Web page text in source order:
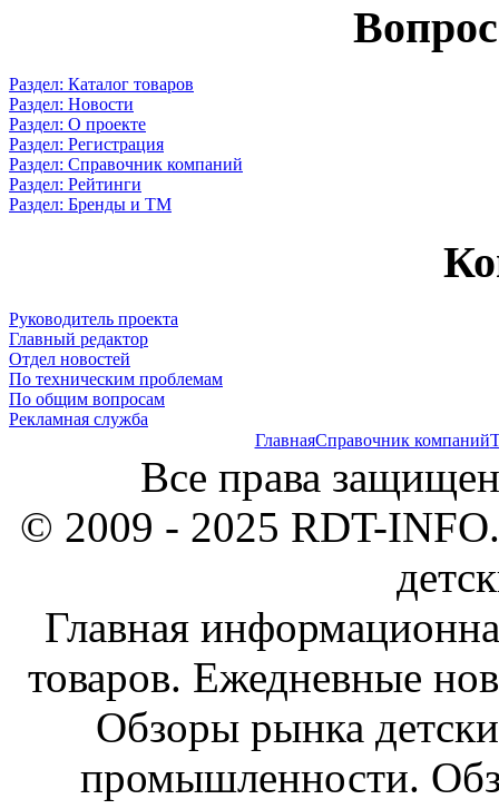
Раздел: Каталог товаров
Раздел: Новости
Раздел: О проекте
Раздел: Регистрация
Раздел: Справочник компаний
Раздел: Рейтинги
Раздел: Бренды и ТМ
Руководитель проекта
Главный редактор
Отдел новостей
По техническим проблемам
По общим вопросам
Рекламная служба
ГлавнаяСправочник компаний
Все права
© 2009 - 2025 RDT-
Главная
товаров. Ежедневные
Обзоры рынка
промышленности.